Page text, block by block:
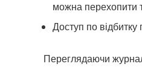
можна перехопити
Доступ по
Переглядаючи